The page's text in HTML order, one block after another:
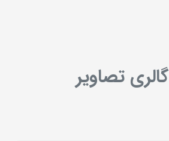
گالری تصاویر